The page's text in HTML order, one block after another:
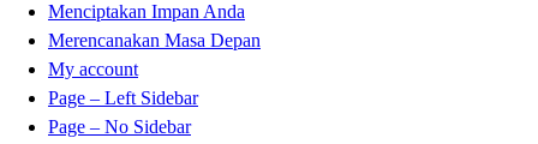
Menciptakan Impan Anda
Merencanakan Masa Depan
My account
Page – Left Sidebar
Page – No Sidebar